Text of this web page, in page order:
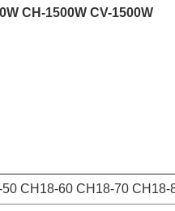
CH-1500W CV-1500W
CH18-60 CH18-70